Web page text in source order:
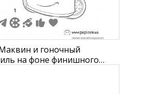
1
и гоночный
на фоне финишного